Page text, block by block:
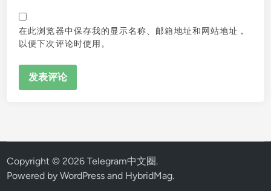
在此浏览器中保存我的显示名称、邮箱地址和网站地址，
以便下次评论时使用。
Copyright © 2026Telegram中文圈.
Powered byWordPress and HybridMag.